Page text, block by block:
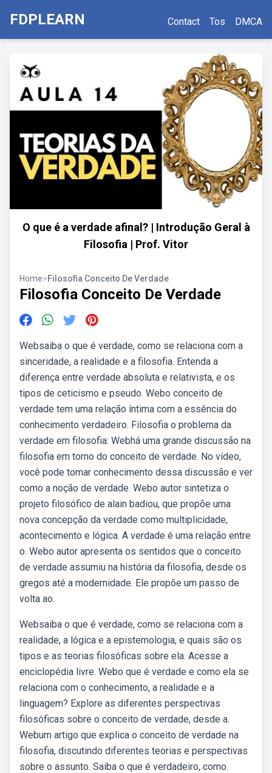
FDPLEARN Contact Tos DMCA
O que é a verdade afinal? | Introdução Geral à
Filosofia | Prof. Vitor
Home>Filosofia Conceito De Verdade
Filosofia Conceito De Verdade
Websaiba o que é verdade, como se relaciona com a
sinceridade, a realidade e a filosofia. Entenda a
diferença entre verdade absoluta e relativista, e os
tipos de ceticismo e pseudo. Webo conceito de
verdade tem uma relação íntima com a essência do
conhecimento verdadeiro. Filosofia o problema da
verdade em filosofia: Webhá uma grande discussão na
filosofia em torno do conceito de verdade. No vídeo,
você pode tomar conhecimento dessa discussão e ver
como a noção de verdade. Webo autor sintetiza o
projeto filosófico de alain badiou, que propõe uma
nova concepção da verdade como multiplicidade,
acontecimento e lógica. A verdade é uma relação entre
o. Webo autor apresenta os sentidos que o conceito
de verdade assumiu na história da filosofia, desde os
gregos até a modernidade. Ele propõe um passo de
volta ao.
Websaiba o que é verdade, como se relaciona com a
realidade, a lógica e a epistemologia, e quais são os
tipos e as teorias filosóficas sobre ela. Acesse a
enciclopédia livre. Webo que é verdade e como ela se
relaciona com o conhecimento, a realidade e a
linguagem? Explore as diferentes perspectivas
filosóficas sobre o conceito de verdade, desde a.
Webum artigo que explica o conceito de verdade na
filosofia, discutindo diferentes teorias e perspectivas
sobre o assunto. Saiba o que é verdadeiro, como.